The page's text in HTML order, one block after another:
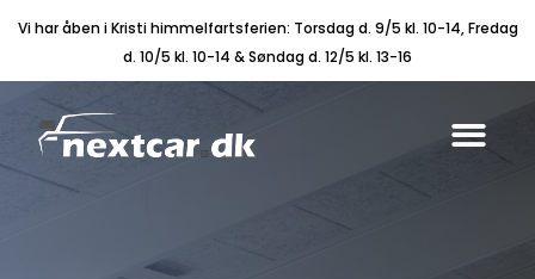
Vi har åben i Kristi himmelfartsferien: Torsdag d. 9/5 kl. 10-14, Fredag
d. 10/5 kl. 10-14 & Søndag d. 12/5 kl. 13-16